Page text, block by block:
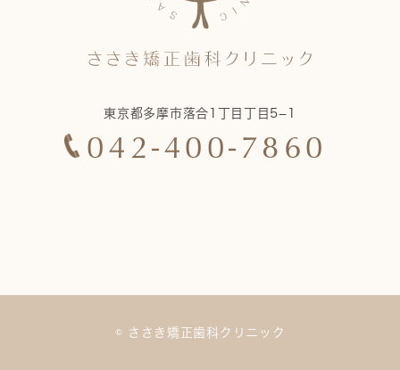
東京都多摩市落合1丁目丁目5−1
042-400-7860
© ささき矯正歯科クリニック